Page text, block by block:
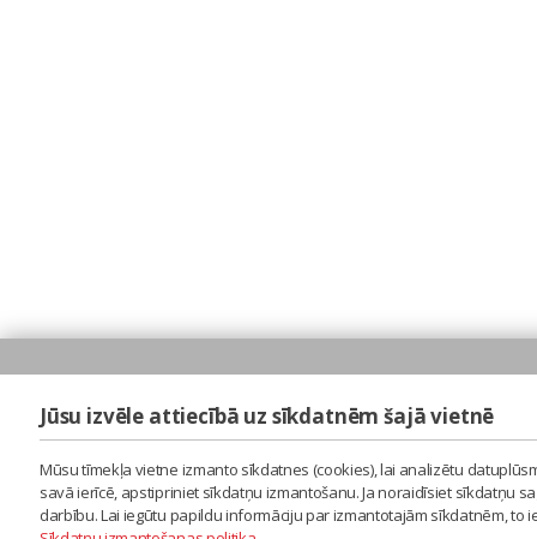
Jūsu izvēle attiecībā uz sīkdatnēm šajā vietnē
Mūsu tīmekļa vietne izmanto sīkdatnes (cookies), lai analizētu
savā ierīcē, apstipriniet sīkdatņu izmantošanu. Ja noraidīsiet sīkdatņu
darbību. Lai iegūtu papildu informāciju par izmantotajām sīkdatnēm,